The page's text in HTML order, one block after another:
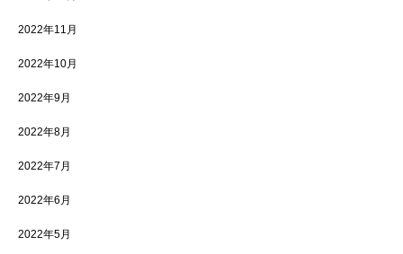
2022年11月
2022年10月
2022年9月
2022年8月
2022年7月
2022年6月
2022年5月